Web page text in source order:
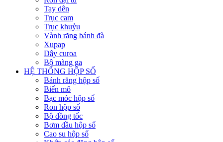
Tay dên
Trục cam
Trục khuỷu
Vành răng bánh đà
Xupap
Dây curoa
Bộ màng ga
HỆ THỐNG HỘP SỐ
Bánh răng hộp số
Biến mô
Bạc móc hộp số
Ron hộp số
Bộ đồng tốc
Bơm dầu hộp số
Cao su hộp số